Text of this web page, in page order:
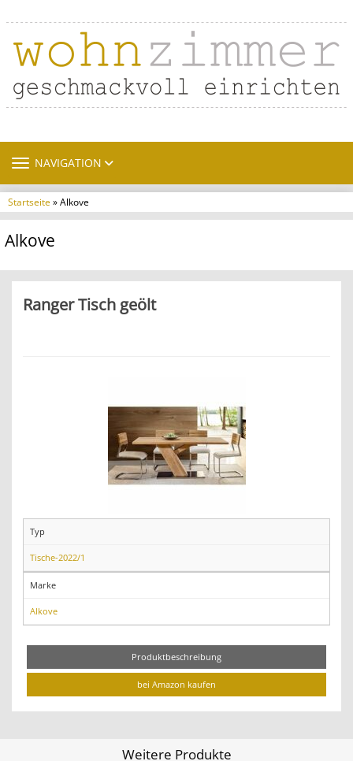
TOGGLE NAVIGATION
NAVIGATION
Startseite» Alkove
Alkove
Ranger Tisch geölt
Typ
Tische-2022/1
Marke
Alkove
Produktbeschreibung
bei Amazon kaufen
Weitere Produkte